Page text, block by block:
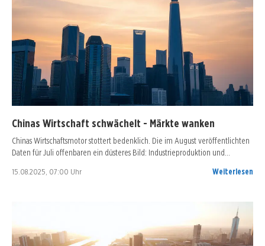
Chinas Wirtschaft schwächelt - Märkte wanken
Chinas Wirtschaftsmotor stottert bedenklich. Die im August veröffentlichten
Daten für Juli offenbaren ein düsteres Bild: Industrieproduktion und…
15.08.2025, 07:00 Uhr Weiterlesen